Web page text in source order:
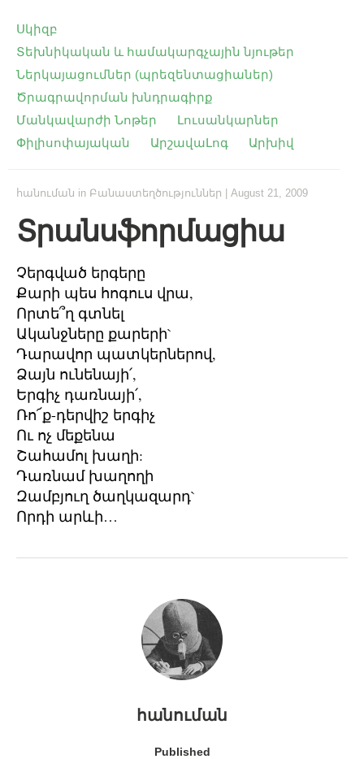
Սկիզբ
Տեխնիկական և համակարգչային նյութեր
Ներկայացումներ (պրեզենտացիաներ)
Ծրագրավորման խնդրագիրք
Մանկավարժի Նոթեր
Լուսանկարներ
Փիլիսոփայական
ԱրշավաԼոգ Արխիվ
հանուման in Բանաստեղծություններ August 21, 2009
Տրանսֆորմացիա
Չերգված երգերը
Քարի պես հոգուս վրա,
Որտե՞ղ գտնել
Ականջները քարերի`
Դարավոր պատկերներով,
Ձայն ունենայի՛,
Երգիչ դառնայի՛,
Ռո՜ք-դերվիշ երգիչ
Ու ոչ մեքենա
Շահամոլ խաղի:
Դառնամ խաղողի
Զամբյուղ ծաղկազարդ`
Որդի արևի…
հանուման
Published